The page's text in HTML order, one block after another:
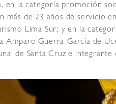
en la categoría promoción
más de 23 años de servicio
Lima Sur; y en la
Amparo Guerra-García de
de Santa Cruz e